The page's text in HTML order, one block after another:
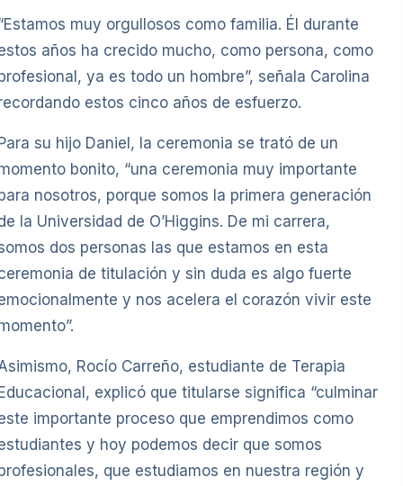
muy orgullosos como familia. Él durante
años ha crecido mucho, como persona, como
ya es todo un hombre”, señala Carolina
estos cinco años de esfuerzo.
su hijo Daniel, la ceremonia se trató de un
bonito, “una ceremonia muy importante
nosotros, porque somos la primera generación
la Universidad de O’Higgins. De mi carrera,
dos personas las que estamos en esta
de titulación y sin duda es algo fuerte
y nos acelera el corazón vivir este
Rocío Carreño, estudiante de Terapia
explicó que titularse significa “culminar
importante proceso que emprendimos como
y hoy podemos decir que somos
que estudiamos en nuestra región y